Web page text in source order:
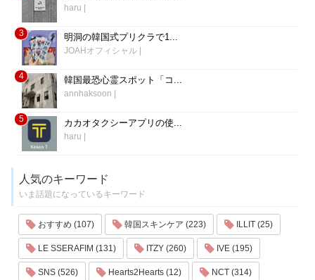
haru
3 明洞の韓国式プリクラで1...
JOAHオフィシャル
4 韓国最恐心霊スポット「コ...
annhaksoon
5 カカオタクシーアプリの使...
haru
人気のキーワード
いま話題になっているキーワード
おすすめ (107) 韓国スキンケア (223) ILLIT (25)
LE SSERAFIM (131) ITZY (260) IVE (195)
SNS (526) Hearts2Hearts (12) NCT (314)